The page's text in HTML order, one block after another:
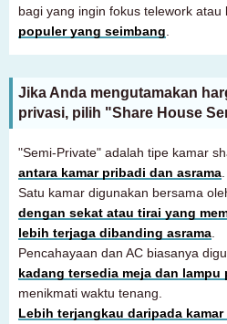
bagi yang ingin fokus telework atau
populer yang seimbang
Jika Anda mengutamakan
privasi, pilih "Share House
"Semi-Private" adalah tipe kamar
antara kamar pribadi dan asrama
Satu kamar digunakan bersama
dengan sekat atau tirai yang
lebih terjaga dibanding asrama
Pencahayaan dan AC biasanya
kadang tersedia meja dan lampu
menikmati waktu tenang.
Lebih terjangkau daripada